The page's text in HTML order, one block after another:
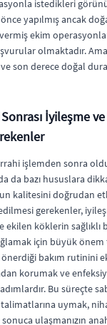
istedikleri
yapılmış ancak
ekim
olmaktadır.
ve son derece doğal
İyileşme
işlemden sonra
da bazı hususlara
kalitesini doğrudan
gerekenler,
ekilen köklerin sağlıklı
için büyük önem
bakım rutinini
korumak ve
Bu süreçte
uymak,
ulaşmanızın